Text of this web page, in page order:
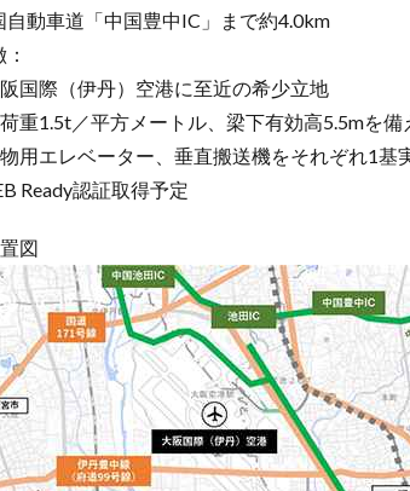
自動車道「中国豊中IC」まで約4.0km
国際（伊丹）空港に至近の希少立地
重1.5t／平方メートル、梁下有効高5.5mを
用エレベーター、垂直搬送機をそれぞれ1基
Ready認証取得予定
図